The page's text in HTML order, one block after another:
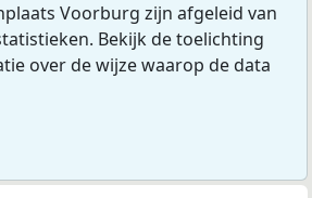
Voorburg zijn afgeleid van
Bekijk de toelichting
over de wijze waarop de data